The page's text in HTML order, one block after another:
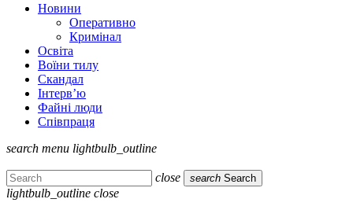
Новини
Оперативно
Кримінал
Освіта
Воїни тилу
Скандал
Інтерв’ю
Файні люди
Співпраця
search menu lightbulb_outline
close search Search
lightbulb_outline close